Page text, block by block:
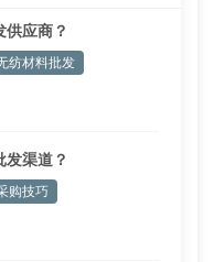
应商？
纺材料批发
渠道？
购技巧